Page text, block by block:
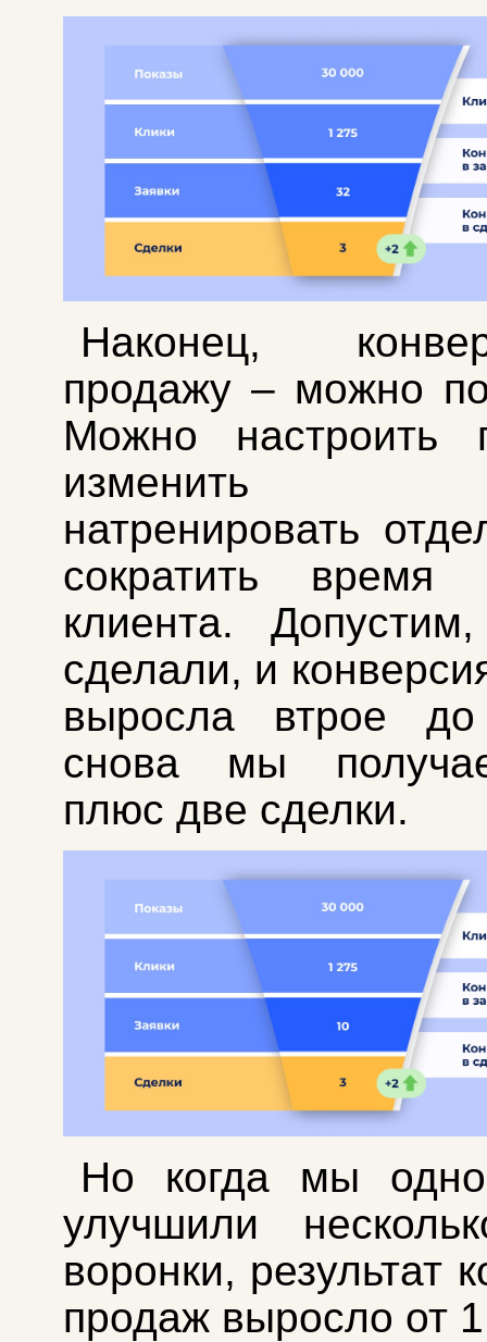
Наконец,
продажу – можно
Можно настроить
изменить
натренировать
сократить время
клиента.
сделали, и
выросла втрое
снова мы
плюс две сделки.
Но когда мы
улучшили
воронки, результат
продаж выросло от